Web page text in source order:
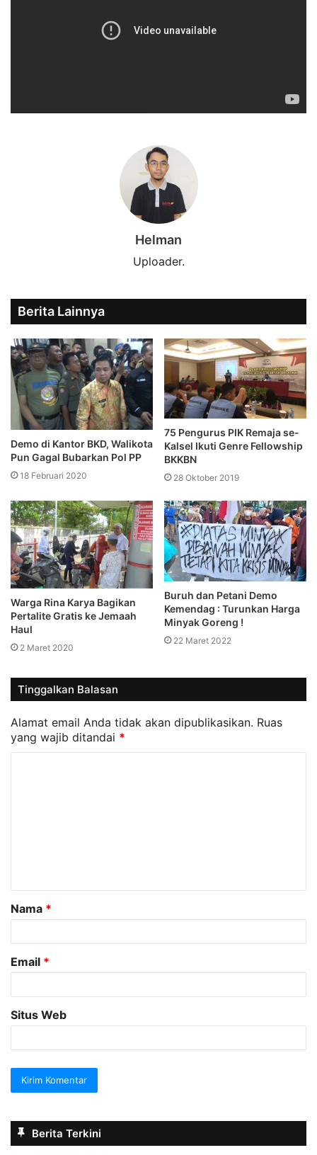
Helman
Uploader.
Berita Lainnya
Demo di Kantor BKD, Walikota
Pun Gagal Bubarkan Pol PP
18 Februari 2020
75 Pengurus PIK Remaja se-
Kalsel Ikuti Genre Fellowship
BKKBN
28 Oktober 2019
Warga Rina Karya Bagikan
Pertalite Gratis ke Jemaah
Haul
2 Maret 2020
Buruh dan Petani Demo
Kemendag : Turunkan Harga
Minyak Goreng !
22 Maret 2022
Tinggalkan Balasan
Alamat email Anda tidak akan dipublikasikan. Ruas
yang wajib ditandai *
a
r
Nama *
Email *
Situs Web
Berita Terkini